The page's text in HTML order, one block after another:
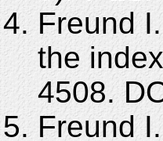
Freund
the
4508.
Freund